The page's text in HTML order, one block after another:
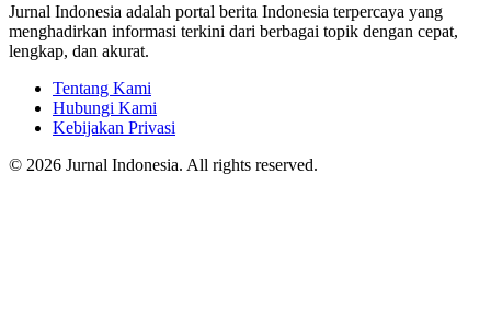
Jurnal Indonesia adalah portal berita Indonesia terpercaya yang
menghadirkan informasi terkini dari berbagai topik dengan cepat,
lengkap, dan akurat.
Tentang Kami
Hubungi Kami
Kebijakan Privasi
© 2026 Jurnal Indonesia. All rights reserved.